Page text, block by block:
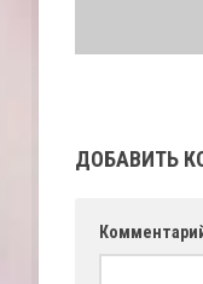
ДОБАВИТЬ